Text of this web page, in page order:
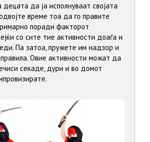
да ја исполнуваат својата
време тоа да го правите
поради факторот
со сите тие активности доаѓа и
Па затоа, пружете им надзор и
Овие активности можат да
секаде, дури и во домот